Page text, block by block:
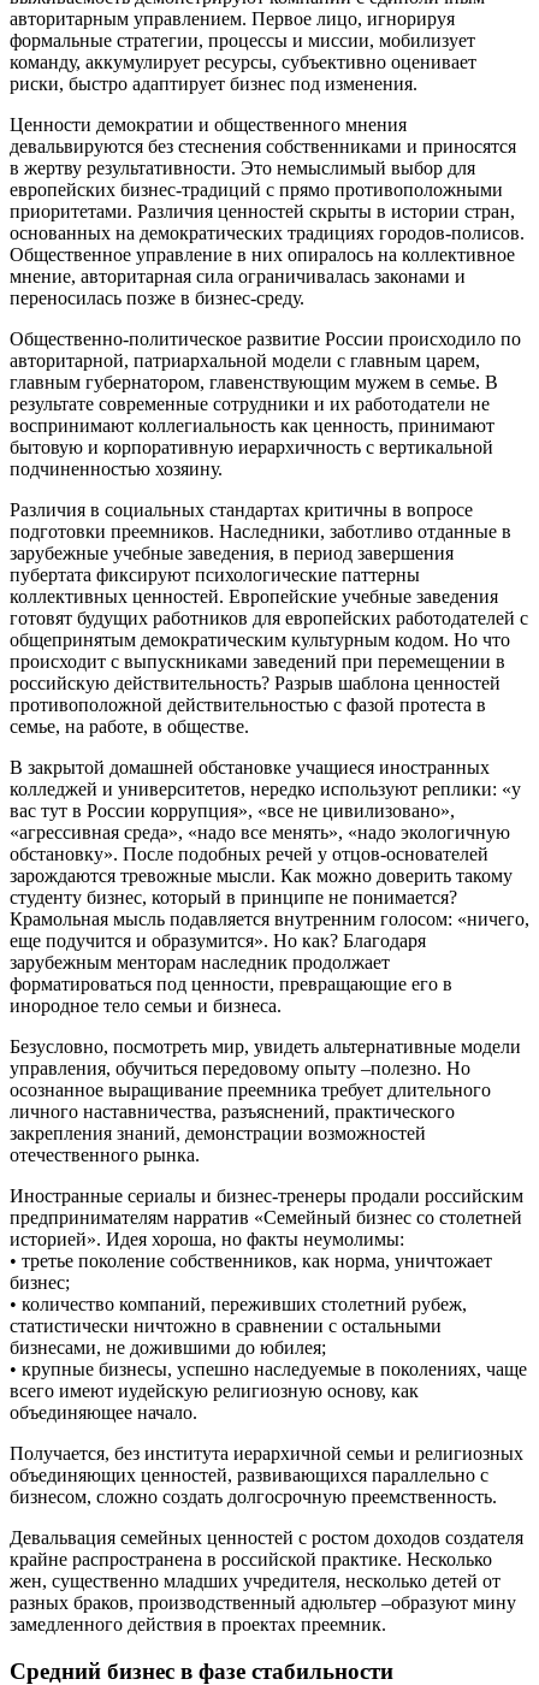
авторитарным управлением. Первое лицо, игнорируя
формальные стратегии, процессы и миссии, мобилизует
команду, аккумулирует ресурсы, субъективно оценивает
риски, быстро адаптирует бизнес под изменения.
Ценности демократии и общественного мнения
девальвируются без стеснения собственниками и приносятся
в жертву результативности. Это немыслимый выбор для
европейских бизнес-традиций с прямо противоположными
приоритетами. Различия ценностей скрыты в истории стран,
основанных на демократических традициях городов-полисов.
Общественное управление в них опиралось на коллективное
мнение, авторитарная сила ограничивалась законами и
переносилась позже в бизнес-среду.
Общественно-политическое развитие России происходило по
авторитарной, патриархальной модели с главным царем,
главным губернатором, главенствующим мужем в семье. В
результате современные сотрудники и их работодатели не
воспринимают коллегиальность как ценность, принимают
бытовую и корпоративную иерархичность с вертикальной
подчиненностью хозяину.
Различия в социальных стандартах критичны в вопросе
подготовки преемников. Наследники, заботливо отданные в
зарубежные учебные заведения, в период завершения
пубертата фиксируют психологические паттерны
коллективных ценностей. Европейские учебные заведения
готовят будущих работников для европейских работодателей с
общепринятым демократическим культурным кодом. Но что
происходит с выпускниками заведений при перемещении в
российскую действительность? Разрыв шаблона ценностей
противоположной действительностью с фазой протеста в
семье, на работе, в обществе.
В закрытой домашней обстановке учащиеся иностранных
колледжей и университетов, нередко используют реплики: «у
вас тут в России коррупция», «все не цивилизовано»,
«агрессивная среда», «надо все менять», «надо экологичную
обстановку». После подобных речей у отцов-основателей
зарождаются тревожные мысли. Как можно доверить такому
студенту бизнес, который в принципе не понимается?
Крамольная мысль подавляется внутренним голосом: «ничего,
еще подучится и образумится». Но как? Благодаря
зарубежным менторам наследник продолжает
форматироваться под ценности, превращающие его в
инородное тело семьи и бизнеса.
Безусловно, посмотреть мир, увидеть альтернативные модели
управления, обучиться передовому опыту –полезно. Но
осознанное выращивание преемника требует длительного
личного наставничества, разъяснений, практического
закрепления знаний, демонстрации возможностей
отечественного рынка.
Иностранные сериалы и бизнес-тренеры продали российским
предпринимателям нарратив «Семейный бизнес со столетней
историей». Идея хороша, но факты неумолимы:
• третье поколение собственников, как норма, уничтожает
бизнес;
• количество компаний, переживших столетний рубеж,
статистически ничтожно в сравнении с остальными
бизнесами, не дожившими до юбилея;
• крупные бизнесы, успешно наследуемые в поколениях, чаще
всего имеют иудейскую религиозную основу, как
объединяющее начало.
Получается, без института иерархичной семьи и религиозных
объединяющих ценностей, развивающихся параллельно с
бизнесом, сложно создать долгосрочную преемственность.
Девальвация семейных ценностей с ростом доходов создателя
крайне распространена в российской практике. Несколько
жен, существенно младших учредителя, несколько детей от
разных браков, производственный адюльтер –образуют мину
замедленного действия в проектах преемник.
Средний бизнес в фазе стабильности